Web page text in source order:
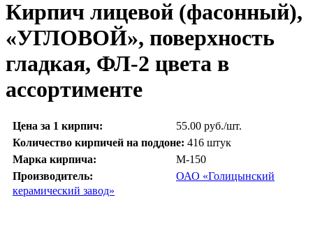
Кирпич лицевой (фасонный),
«УГЛОВОЙ», поверхность
гладкая, ФЛ-2 цвета в
ассортименте
Цена за 1 кирпич:
55.00 руб./шт.
Количество кирпичей на поддоне: 416 штук
Марка кирпича:
М-150
Производитель:
ОАО «Голицынский
керамический завод»